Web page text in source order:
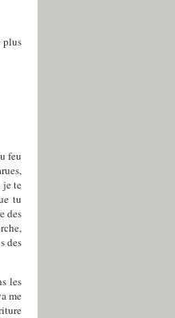
plus
feu
je te
tu
des
des
les
me